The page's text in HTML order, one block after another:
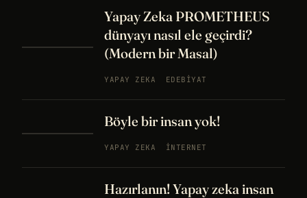
Yapay Zeka PROMETHEUS
dünyayı nasıl ele geçirdi?
(Modern bir Masal)
YAPAY ZEKA EDEBIYAT
Böyle bir insan yok!
YAPAY ZEKA İNTERNET
Hazırlanın! Yapay zeka insan